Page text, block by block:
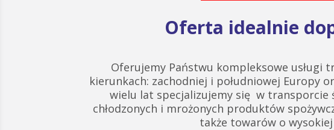
Oferta idealnie
Oferujemy Państwu kompleksowe usługi
kierunkach: zachodniej i południowej Europy
wielu lat specjalizujemy się w transporcie
chłodzonych i mrożonych produktów
także towarów o